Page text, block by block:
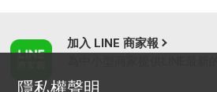
加入 LINE 商家報
隱私權聲明